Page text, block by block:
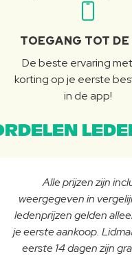
TOEGANG TOT DE
De beste ervaring met
korting op je eerste
in de app!
Alle prijzen zijn
weergegeven in
ledenprijzen gelden
je eerste aankoop.
eerste 14 dagen zijn